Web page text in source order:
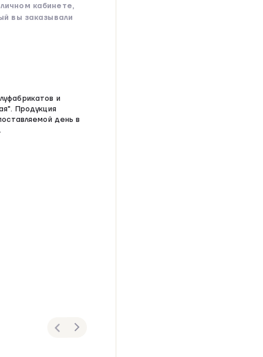
кабинете,
вы заказывали
и
Продукция
день в